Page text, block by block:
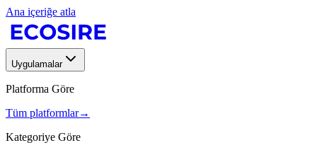
Ana içeriğe atla
Uygulamalar
Platforma Göre
Tüm platformlar→
Kategoriye Göre